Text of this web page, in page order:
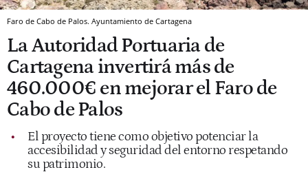
Faro de Cabo de Palos. Ayuntamiento de Cartagena
La Autoridad Portuaria de
Cartagena invertirá más de
460.000€ en mejorar el Faro de
Cabo de Palos
El proyecto tiene como objetivo potenciar la
accesibilidad y seguridad del entorno respetando
su patrimonio.